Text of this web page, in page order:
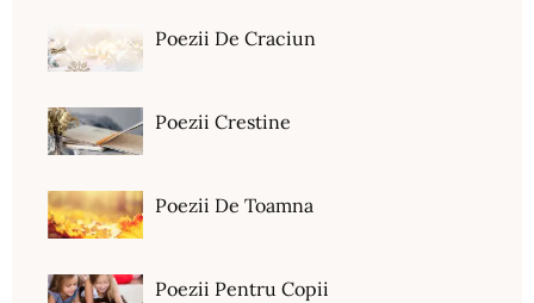
Poezii De Craciun
Poezii Crestine
Poezii De Toamna
Poezii Pentru Copii